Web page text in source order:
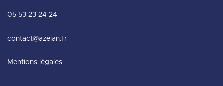
05 53 23 24 24
contact@azelan.fr
Mentions légales